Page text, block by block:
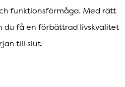
funktionsförmåga. Med rätt
du få en förbättrad livskvalitet
till slut.